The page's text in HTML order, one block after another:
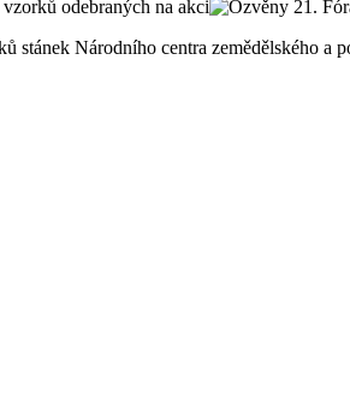
stánek Národního centra zemědělského